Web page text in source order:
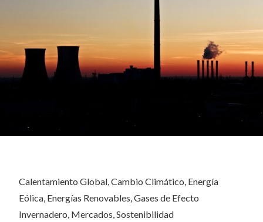
Calentamiento Global,Cambio Climático, Energía
Eólica, Energías Renovables,Gases de Efecto
Invernadero, Mercados,Sostenibilidad